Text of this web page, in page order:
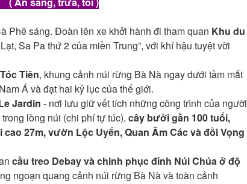
Phê sáng. Đoàn lên xe khởi hành đi tham quan Khu du
Sa Pa thứ 2 của miền Trung”, với khí hậu tuyệt vời
Tiên, khung cảnh núi rừng Bà Nà ngay dưới tầm mắt
Á và đạt hai kỷ lục của thế giới.
Jardin - nơi lưu giữ vết tích những công trình của người
trong lòng núi (chi phí tự túc), cây bưởi gần 100 tuổi,
27m, vườn Lộc Uyển, Quan Âm Các và đồi Vọng
cầu treo Debay và chinh phục đỉnh Núi Chúa ở độ
ngoạn quang cảnh núi rừng Bà Nà và toàn cảnh